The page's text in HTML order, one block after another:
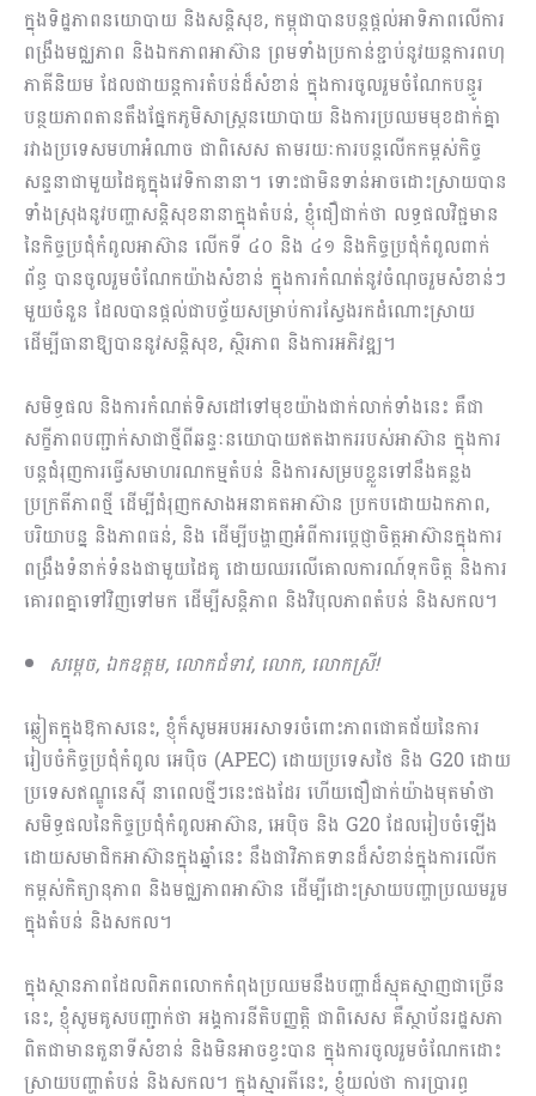
ក្នុងទិដ្ឋភាពនយោបាយ និងសន្តិសុខ, កម្ពុជាបានបន្ដផ្ដល់អាទិភាពលើការ
ពង្រឹងមជ្ឈភាព និងឯកភាពអាស៊ាន ព្រមទាំងប្រកាន់ខ្ជាប់នូវយន្តការពហុ
ភាគីនិយម ដែលជាយន្តការតំបន់ដ៏សំខាន់ ក្នុងការចូលរួមចំណែកបន្ធូរ
បន្ថយភាពតានតឹងផ្នែកភូមិសាស្ត្រនយោបាយ និងការប្រឈមមុខដាក់គ្នា
រវាងប្រទេសមហាអំណាច ជាពិសេស តាមរយៈការបន្តលើកកម្ពស់កិច្ច
សន្ទនាជាមួយដៃគូក្នុងវេទិកានានា។ ទោះជាមិនទាន់អាចដោះស្រាយបាន
ទាំងស្រុងនូវបញ្ហាសន្តិសុខនានាក្នុងតំបន់, ខ្ញុំជឿជាក់ថា លទ្ធផលវិជ្ជមាន
នៃកិច្ចប្រជុំកំពូលអាស៊ាន លើកទី ៤០ និង ៤១ និងកិច្ចប្រជុំកំពូលពាក់
ព័ន្ធ បានចូលរួមចំណែកយ៉ាងសំខាន់ ក្នុងការកំណត់នូវចំណុចរួមសំខាន់ៗ
មួយចំនួន ដែលបានផ្តល់ជាបច្ច័យសម្រាប់ការស្វែងរកដំណោះស្រាយ
ដើម្បីធានាឱ្យបាននូវសន្តិសុខ, ស្ថិរភាព និងការអភិវឌ្ឍ។
សមិទ្ធផល និងការកំណត់ទិសដៅទៅមុខយ៉ាងជាក់លាក់ទាំងនេះ គឺជា
សក្ខីភាពបញ្ជាក់សាជាថ្មីពីឆន្ទៈនយោបាយឥតងាកររបស់អាស៊ាន ក្នុងការ
បន្តជំរុញការធ្វើសមាហរណកម្មតំបន់ និងការសម្របខ្លួនទៅនឹងគន្លង
ប្រក្រតីភាពថ្មី ដើម្បីជំរុញកសាងអនាគតអាស៊ាន ប្រកបដោយឯកភាព,
បរិយាបន្ន និងភាពធន់, និង ដើម្បីបង្ហាញអំពីការប្ដេជ្ញាចិត្តអាស៊ានក្នុងការ
ពង្រឹងទំនាក់ទំនងជាមួយដៃគូ ដោយឈរលើគោលការណ៍ទុកចិត្ត និងការ
គោរពគ្នាទៅវិញទៅមក ដើម្បីសន្តិភាព និងវិបុលភាពតំបន់ និងសកល។
សម្តេច, ឯកឧត្តម, លោកជំទាវ, លោក, លោកស្រី!
ឆ្លៀតក្នុងឱកាសនេះ, ខ្ញុំក៏សូមអបអរសាទរចំពោះភាពជោគជ័យនៃការ
រៀបចំកិច្ចប្រជុំកំពូល អេប៉ិច (APEC) ដោយប្រទេសថៃ និង G20 ដោយ
ប្រទេសឥណ្ឌូនេស៊ី នាពេលថ្មីៗនេះផងដែរ ហើយជឿជាក់យ៉ាងមុតមាំថា
សមិទ្ធផលនៃកិច្ចប្រជុំកំពូលអាស៊ាន, អេប៉ិច និង G20 ដែលរៀបចំឡើង
ដោយសមាជិកអាស៊ានក្នុងឆ្នាំនេះ នឹងជាវិភាគទានដ៏សំខាន់ក្នុងការលើក
កម្ពស់កិត្យានុភាព និងមជ្ឈភាពអាស៊ាន ដើម្បីដោះស្រាយបញ្ហាប្រឈមរួម
ក្នុងតំបន់ និងសកល។
ក្នុងស្ថានភាពដែលពិភពលោកកំពុងប្រឈមនឹងបញ្ហាដ៏ស្មុគស្មាញជាច្រើន
នេះ, ខ្ញុំសូមគូសបញ្ជាក់ថា អង្គការនីតិបញ្ញត្តិ ជាពិសេស គឺស្ថាប័នរដ្ឋសភា
ពិតជាមានតួនាទីសំខាន់ និងមិនអាចខ្វះបាន ក្នុងការចូលរួមចំណែកដោះ
ស្រាយបញ្ហាតំបន់ និងសកល។ ក្នុងស្មារតីនេះ, ខ្ញុំយល់ថា ការប្រារព្ធ